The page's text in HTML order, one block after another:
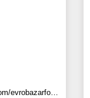
https://www.instagram.com/evrobazarfood/